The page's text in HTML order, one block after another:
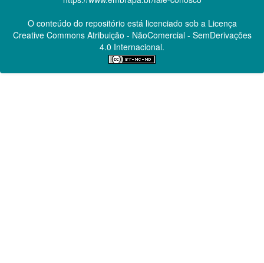
O conteúdo do repositório está licenciado sob a Licença
Creative CommonsAtribuição - NãoComercial - SemDerivações
4.0 Internacional.